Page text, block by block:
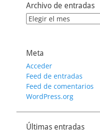
Archivo de entradas
Archivo
Meta
Acceder
Feed de entradas
Feed de comentarios
WordPress.org
Últimas entradas